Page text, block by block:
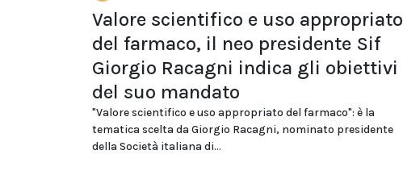
Valore scientifico e uso appropriato
del farmaco, il neo presidente Sif
Giorgio Racagni indica gli obiettivi
del suo mandato
"Valore scientifico e uso appropriato del farmaco": è la
tematica scelta da Giorgio Racagni, nominato presidente
della Società italiana di...